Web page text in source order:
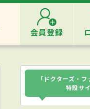
会員登録
「ドクターズ・
特設サ